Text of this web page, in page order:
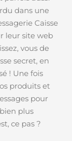
dans une
Caisse
leur site web
vous de
secret, en
! Une fois
produits et
pour
plus
ce pas ?